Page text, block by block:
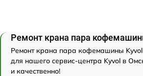
Ремонт крана пара
Ремонт крана пара кофемашины
для нашего сервис-центра Kyvol в
и качественно!